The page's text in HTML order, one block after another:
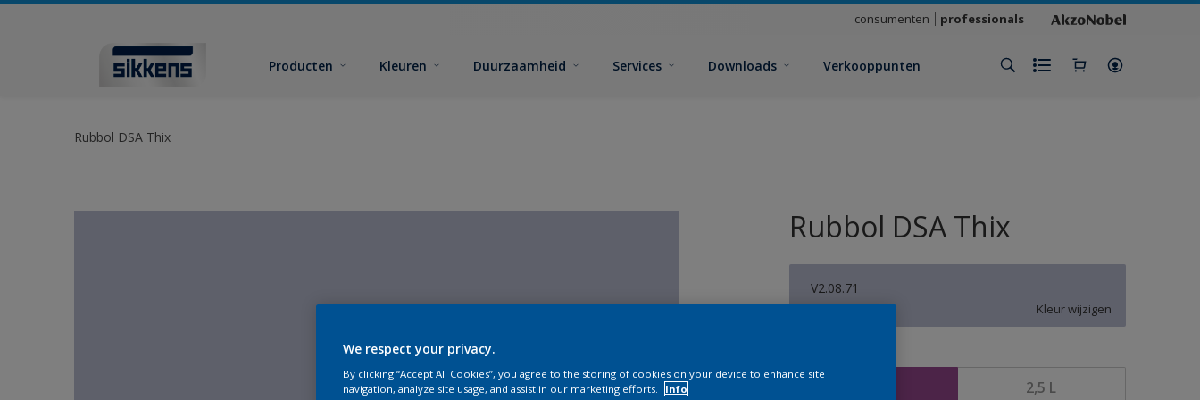
consumenten professionals
Producten Kleuren Duurzaamheid Services Downloads Verkooppunten
Rubbol DSA Thix
Rubbol DSA Thix
V2.08.71
Kleur wijzigen
2,5 L
We respect your privacy.
By clicking “Accept All Cookies”, you agree to the storing of cookies on your device to enhance site
navigation, analyze site usage, and assist in our marketing efforts.
Info